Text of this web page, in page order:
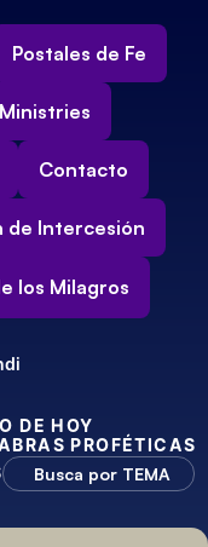
Postales de Fe
Contacto
de Intercesión
los Milagros
DE HOY
PROFÉTICAS
Busca por TEMA